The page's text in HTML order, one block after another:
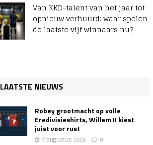
Van KKD-talent van het jaar tot
opnieuw verhuurd: waar spelen
de laatste vijf winnaars nu?
LAATSTE NIEUWS
Robey grootmacht op volle
Eredivisieshirts, Willem II kiest
juist voor rust
7 augustus 2026 0